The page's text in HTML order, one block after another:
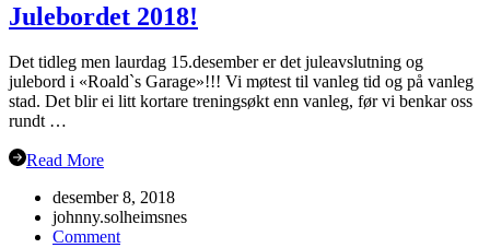
Julebordet 2018!
Det tidleg men laurdag 15.desember er det juleavslutning og
julebord i «Roald`s Garage»!!! Vi møtest til vanleg tid og på vanleg
stad. Det blir ei litt kortare treningsøkt enn vanleg, før vi benkar oss
rundt …
Read More
desember 8, 2018
johnny.solheimsnes
Commenton